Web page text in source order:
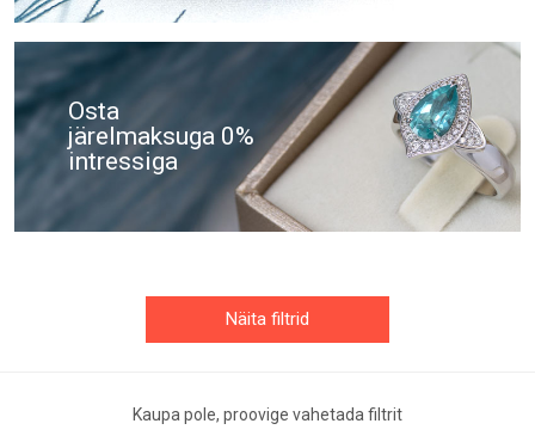
Osta
järelmaksuga 0%
intressiga
Näita filtrid
Kaupa pole, proovige vahetada filtrit